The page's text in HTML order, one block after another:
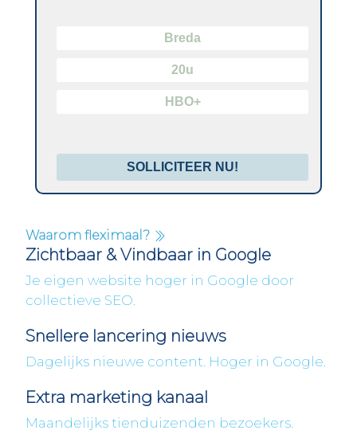
Breda
20u
HBO+
SOLLICITEER NU!
Waarom fleximaal?
Zichtbaar & Vindbaar in Google
Je eigen website hoger in Google door
collectieve SEO.
Snellere lancering nieuws
Dagelijks nieuwe content. Hoger in Google.
Extra marketing kanaal
Maandelijks tienduizenden bezoekers.